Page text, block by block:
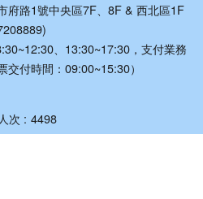
府路1號中央區7F、8F & 西北區1F
、13:30~17:30，支付業務
付時間：09:00~15:30）
次 4498